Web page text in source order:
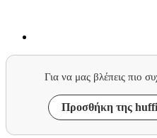
Για να μας βλέπεις πιο
Προσθήκη της